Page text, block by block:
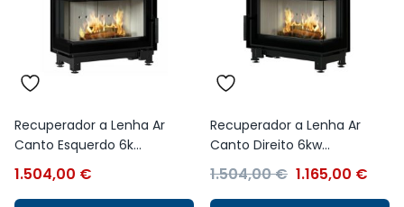
Recuperador a Lenha Ar
Canto Esquerdo 6k...
1.504,00 €
Recuperador a Lenha Ar
Canto Direito 6kw...
1.504,00€ 1.165,00 €